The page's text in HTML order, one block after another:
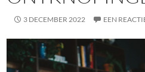
3 DECEMBER 2022 EEN